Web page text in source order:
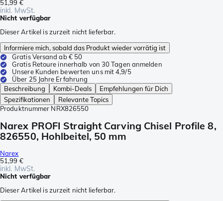
51,99 €
inkl. MwSt.
Nicht verfügbar
Dieser Artikel is zurzeit nicht lieferbar.
Informiere mich, sobald das Produkt wieder vorrätig ist
Gratis Versand ab € 50
Gratis Retoure innerhalb von 30 Tagen anmelden
Unsere Kunden bewerten uns mit 4,9/5
Über 25 Jahre Erfahrung
Beschreibung
Kombi-Deals
Empfehlungen für Dich
Spezifikationen
Relevante Topics
Produktnummer NRX826550
Narex PROFI Straight Carving Chisel Profile 8,
826550, Hohlbeitel, 50 mm
Narex
51,99 €
inkl. MwSt.
Nicht verfügbar
Dieser Artikel is zurzeit nicht lieferbar.